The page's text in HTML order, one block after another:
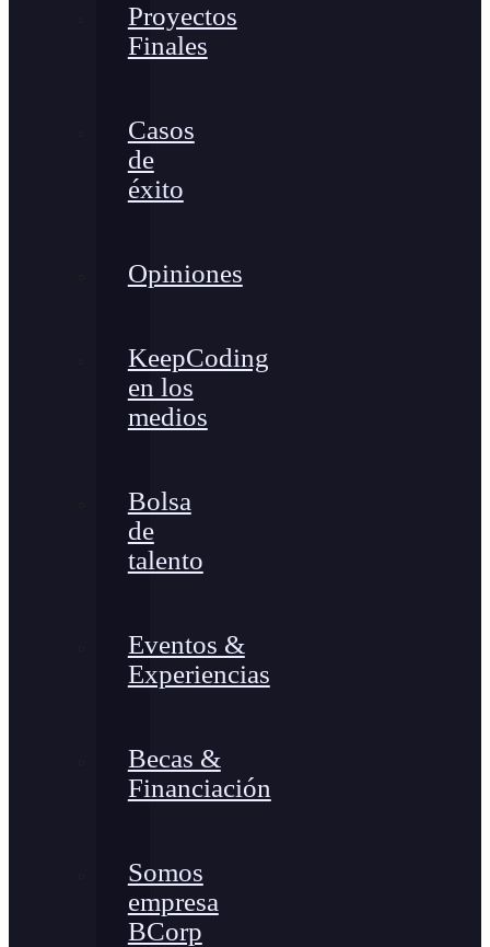
Proyectos
Finales
Casos
de
éxito
Opiniones
KeepCoding
en los
medios
Bolsa
de
talento
Eventos &
Experiencias
Becas &
Financiación
Somos
empresa
BCorp